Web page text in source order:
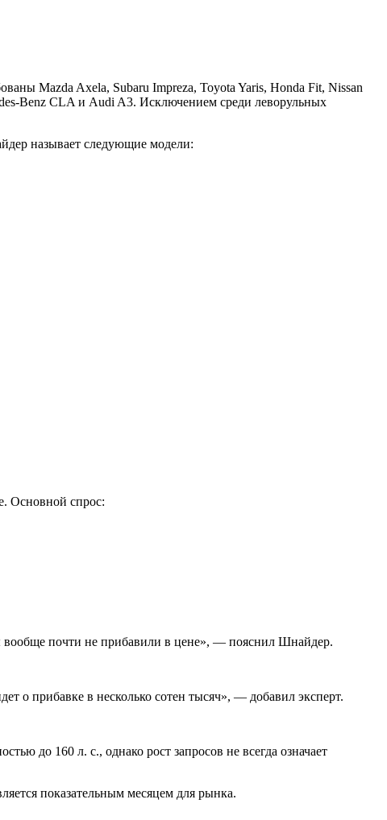
Mazda Axela, Subaru Impreza, Toyota Yaris, Honda Fit, Nissan
Benz CLA и Audi A3. Исключением среди леворульных
называет следующие модели:
Основной спрос:
почти не прибавили в цене», — пояснил Шнайдер.
о прибавке в несколько сотен тысяч», — добавил эксперт.
до 160 л. с., однако рост запросов не всегда означает
показательным месяцем для рынка.